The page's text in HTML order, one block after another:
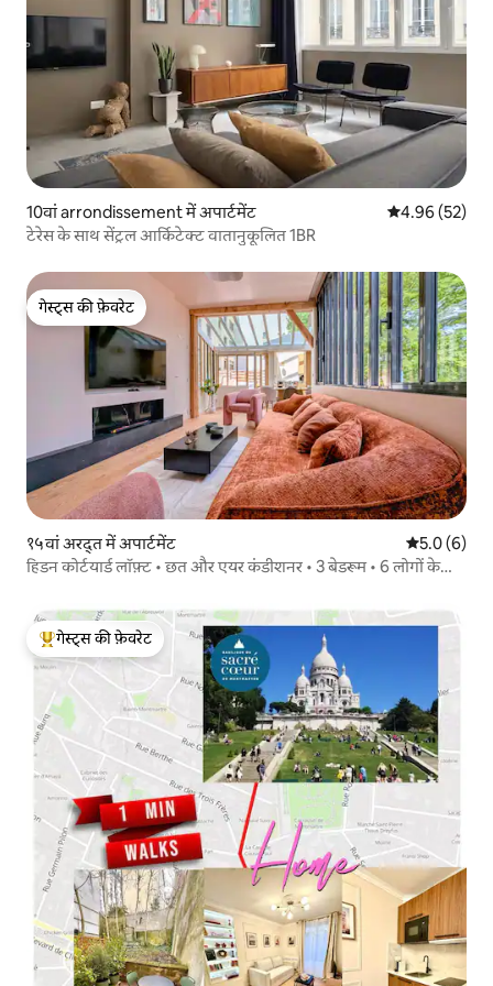
10वां arrondissement में अपार्टमेंट औसत रेटिंग 5 में
4.96 (52)
टेरेस के साथ सेंट्रल आर्किटेक्ट वातानुकूलित 1BR
गेस्ट्स की फ़ेवरेट
गेस्ट्स की फ़ेवरेट
१५वां अरद्त में अपार्टमेंट औसत रेटिंग 5
5.0 (6)
हिडन कोर्टयार्ड लॉफ़्ट • छत और एयर कंडीशनर • 3 बेडरूम • 6 लोगों के
गेस्ट्स का टॉप फ़ेवरेट
गेस्ट्स की फ़ेवरेट